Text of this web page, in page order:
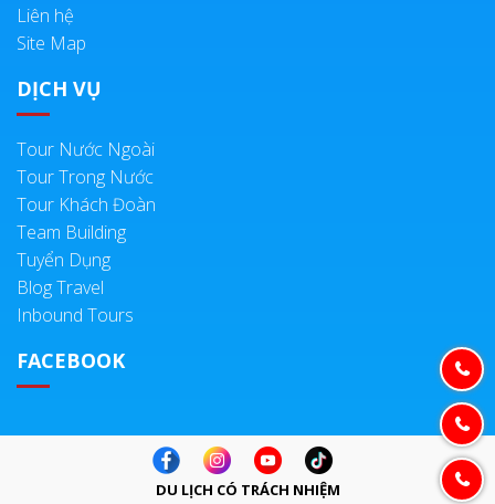
Liên hệ
Site Map
DỊCH VỤ
Tour Nước Ngoài
Tour Trong Nước
Tour Khách Đoàn
Team Building
Tuyển Dụng
Blog Travel
Inbound Tours
FACEBOOK
DU LỊCH CÓ TRÁCH NHIỆM